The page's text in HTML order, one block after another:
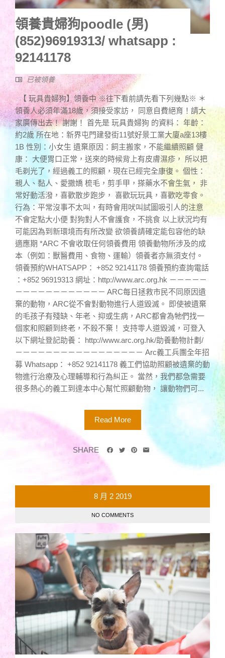
領養貴婦狗poodle (男)
(852)96919313/ whatsapp :
92141178
已被領養
【 玩具貴婦狗】領養中 ※往下看前請先看下列幾點※ ＊
領養人必須年滿18歲，須接受家訪， 同意自費絕育！請大
家廣傳出去！ 謝謝！ 首先是 玩具貴婦狗 的資料： 年齡：
約2歲 所在地：新界屯門建發街11號好景工業大廈a座13樓
1B 性別：小女生 遺棄原因：飼主搬家，不能繼續照顧 健
康： 大便胃口正常，送來的時候背上有皮膚濕疹， 所以把
毛剃光了，經過義工的照顧，現在已經完全康復。 個性：
親人、黏人、愛撒嬌 梳毛，剪手甲，搽藥水不會生氣， 非
常好動活潑，喜歡散步跑步， 喜歡玩玩具，喜歡吃零食。
行為：平常沒事不太叫，有時會用吠叫試圖吸引人的注意
不會定點大小便 對狗對人不會護食，不挑食 以上狀況均有
可能因為到新環境而有所改變 欲領養請確定能包容他的缺
適應期 *ARC 不會收取任何領養費用 領養動物所涉及的成
本（例如：獸醫費用、食物、運輸）領養者亦無須支付。
領養預約WHATSAPP： +852 92141178 領養預約查詢電話
：+852 96919313 網址：http://www.arc.org.hk －－－－－
－－－－－－－－－－－－ ARC每日拯救市民不同原因遺
棄的動物，ARC從不會對動物進行人道毀滅。 即使被遺棄
的毛孩子有殘缺、年老、抑或生病，ARC都會為牠們找一
個家和照顧到終老，不殺不棄！ 支持零人道毀滅，可登入
以下網址登記助養： http://www.arc.org.hk/助養動物計劃/
－－－－－－－－－－－－－－－－－ Arc義工兵團全年招
募 Whatsapp： +852 92141178 義工們協助照顧被遺棄的動
物進行治療及心理輔導和行為糾正。 當然，我們都急需要
很多熱心的義工到達本中心幫忙照顧動物， 讓動物們可...
Read More
SHARE
8 月 2 2019
NO COMMENTS